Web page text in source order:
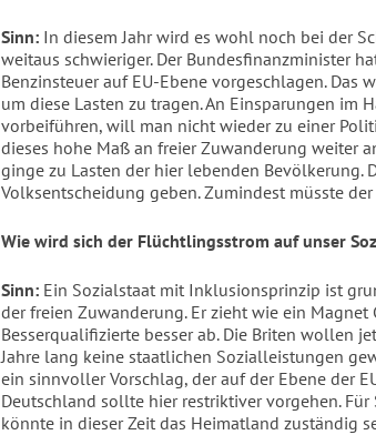
Sinn: In diesem Jahr wird es wohl noch bei der
weitaus schwieriger. Der Bundesfinanzminister
Benzinsteuer auf EU-Ebene vorgeschlagen. Das
um diese Lasten zu tragen. An Einsparungen im
vorbeiführen, will man nicht wieder zu einer
dieses hohe Maß an freier Zuwanderung weiter
ginge zu Lasten der hier lebenden Bevölkerung.
Volksentscheidung geben. Zumindest müsste
Wie wird sich der Flüchtlingsstrom auf unser
Sinn: Ein Sozialstaat mit Inklusionsprinzip ist
der freien Zuwanderung. Er zieht wie ein
Besserqualifizierte besser ab. Die Briten wollen
Jahre lang keine staatlichen Sozialleistungen
ein sinnvoller Vorschlag, der auf der Ebene der
Deutschland sollte hier restriktiver vorgehen.
könnte in dieser Zeit das Heimatland zuständig